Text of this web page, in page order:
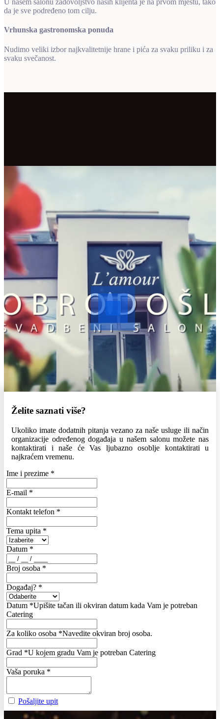
U našem salonu zadovoljstvo naših klijenta je na prvom mjestu, tako
da je sve podređeno tom cilju.
Vrhunska gastronomska ponuda
Nudimo veliki izbor najkvalitetnije hrane i pića za svaku priliku i za
svaku svečanost.
Želite saznati više?
Ukoliko imate dodatnih pitanja vezano za naše usluge ili način
organizacije određenog događaja u našem salonu možete nas
kontaktirati i naše će Vas ljubazno osoblje kontaktirati u
najkraćem vremenu.
Ime i prezime *
E-mail *
Kontakt telefon *
Tema upita *
Datum *
Broj osoba *
Događaj? *
Datum *Upišite tačan ili okviran datum kada Vam je potreban
Catering
Za koliko osoba *Navedite okviran broj osoba.
Grad *U kojem gradu Vam je potreban Catering
Vaša poruka *
Pošaljite upit